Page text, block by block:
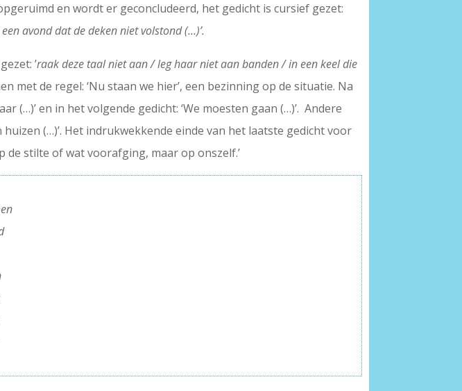
en wordt er geconcludeerd, het gedicht is cursief gezet:
avond dat de deken niet volstond (…)’.
’raak deze taal niet aan / leg haar niet aan banden / in een keel die
met de regel: ‘Nu staan we hier’, een bezinning op de situatie. Na
(…)’ en in het volgende gedicht: ‘We moesten gaan (…)’. Andere
(…)’. Het indrukwekkende einde van het laatste gedicht voor
de stilte of wat voorafging, maar op onszelf.’